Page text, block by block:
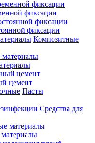
фиксации
фиксации
Композитные
цемент
Пасты
Средства для